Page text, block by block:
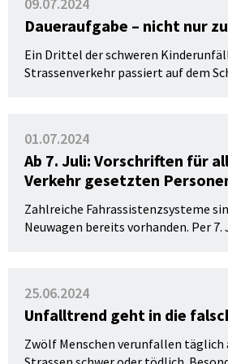
zahlreiche Vorteile.
Daueraufgabe – nicht nur
Ein Drittel der schweren
Strassenverkehr passiert auf dem
Querungsstellen.
01.07.2024
Ab 7. Juli: Vorschriften für
Verkehr gesetzten
Zahlreiche Fahrassistenzsysteme
Neuwagen bereits vorhanden. Per 7.
25.06.2024
Unfalltrend geht in die
Zwölf Menschen verunfallen täglich